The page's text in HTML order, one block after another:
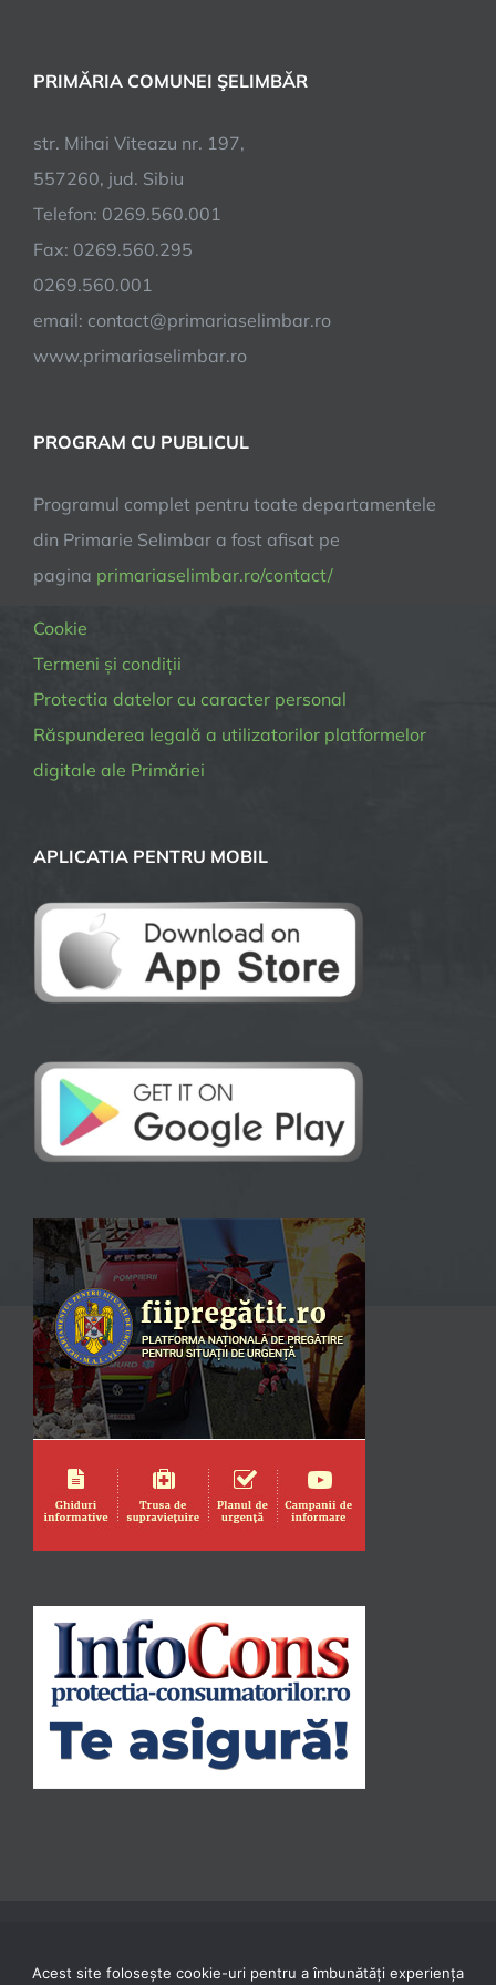
PRIMĂRIA COMUNEI ŞELIMBĂR
str. Mihai Viteazu nr. 197,
557260, jud. Sibiu
Telefon: 0269.560.001
Fax: 0269.560.295
0269.560.001
email: contact@primariaselimbar.ro
www.primariaselimbar.ro
PROGRAM CU PUBLICUL
Programul complet pentru toate departamentele
din Primarie Selimbar a fost afisat pe
pagina primariaselimbar.ro/contact/
Cookie
Termeni și condiții
Protectia datelor cu caracter personal
Răspunderea legală a utilizatorilor platformelor
digitale ale Primăriei
APLICATIA PENTRU MOBIL
Acest site folosește cookie-uri pentru a îmbunătăți experiența